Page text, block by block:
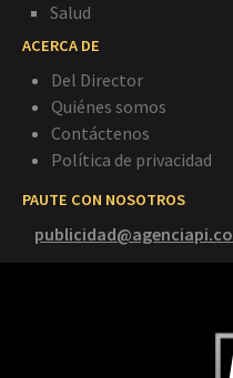
Salud
ACERCA DE
Del Director
Quiénes somos
Contáctenos
Política de privacidad
PAUTE CON NOSOTROS
publicidad@agenciapi.co